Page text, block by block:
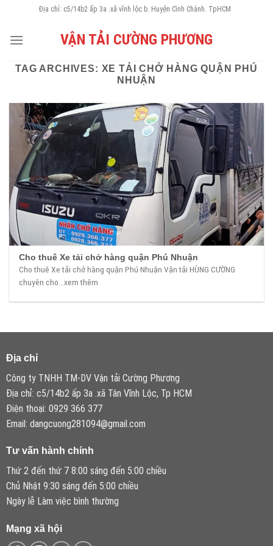
content
Địa chỉ: c5/14b2 ấp 3a .xã vĩnh lộc b. Huyện Cình Chánh. TpHCM
VẬN TẢI CƯỜNG PHƯƠNG
TAG ARCHIVES: XE TẢI CHỞ HÀNG QUẬN PHÚ
NHUẬN
Cho thuê Xe tải chở hàng quận Phú Nhuận
Cho thuê Xe tải chở hàng quận Phú Nhuận Vận tải HÙNG CƯỜNG
chuyên cho...xem thêm
Địa chỉ
Công ty TNHH TM-DV Vận tải Cường Phương
Địa chỉ: c5/14b2 ấp 3a .xã Tân Vĩnh Lộc, Tp HCM
Điện thoại: 0929 366 377
Email: dangcuong281094@gmail.com
Tư vấn hành chính
Thứ 2 đến thứ 7 8:00 sáng đến 5:00 chiều
Chủ Nhật 9:30 sáng đến 5:00 chiều
Ngày lễ Làm việc bình thường
Mạng xã hội